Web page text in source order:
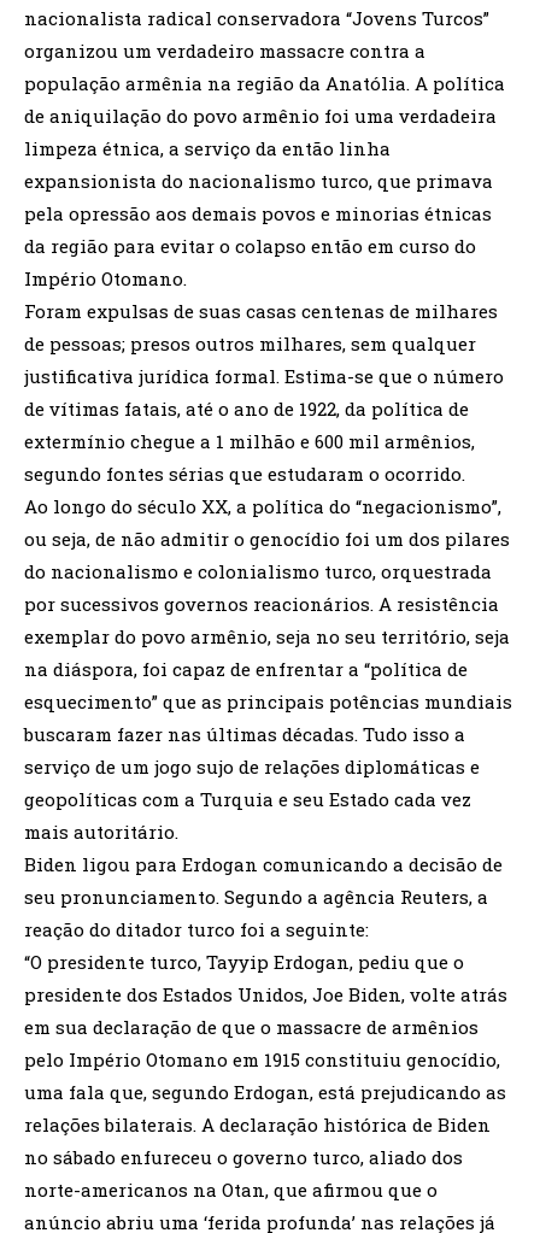
nacionalista radical conservadora “Jovens Turcos”
organizou um verdadeiro massacre contra a
população armênia na região da Anatólia. A política
de aniquilação do povo armênio foi uma verdadeira
limpeza étnica, a serviço da então linha
expansionista do nacionalismo turco, que primava
pela opressão aos demais povos e minorias étnicas
da região para evitar o colapso então em curso do
Império Otomano.
Foram expulsas de suas casas centenas de milhares
de pessoas; presos outros milhares, sem qualquer
justificativa jurídica formal. Estima-se que o número
de vítimas fatais, até o ano de 1922, da política de
extermínio chegue a 1 milhão e 600 mil armênios,
segundo fontes sérias que estudaram o ocorrido.
Ao longo do século XX, a política do “negacionismo”,
ou seja, de não admitir o genocídio foi um dos pilares
do nacionalismo e colonialismo turco, orquestrada
por sucessivos governos reacionários. A resistência
exemplar do povo armênio, seja no seu território, seja
na diáspora, foi capaz de enfrentar a “política de
esquecimento” que as principais potências mundiais
buscaram fazer nas últimas décadas. Tudo isso a
serviço de um jogo sujo de relações diplomáticas e
geopolíticas com a Turquia e seu Estado cada vez
mais autoritário.
Biden ligou para Erdogan comunicando a decisão de
seu pronunciamento. Segundo a agência Reuters, a
reação do ditador turco foi a seguinte:
“O presidente turco, Tayyip Erdogan, pediu que o
presidente dos Estados Unidos, Joe Biden, volte atrás
em sua declaração de que o massacre de armênios
pelo Império Otomano em 1915 constituiu genocídio,
uma fala que, segundo Erdogan, está prejudicando as
relações bilaterais. A declaração histórica de Biden
no sábado enfureceu o governo turco, aliado dos
norte-americanos na Otan, que afirmou que o
anúncio abriu uma ‘ferida profunda’ nas relações já